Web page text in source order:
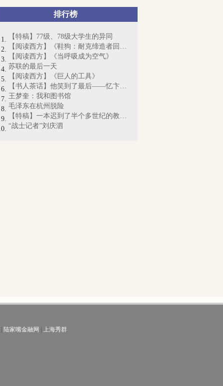
排行榜
【特稿】77级、78级大学生的异同
【阅读西方】《鞋狗：耐克缔造者回忆录》
【阅读西方】《当呼吸成为空气》
苏联的最后一天
【阅读西方】《巨人的工具》
【书人茶话】他笑到了最后——忆卞僧慧先生
王梦奎：我和图书馆
毛泽东在杭州脱险
【特稿】一本迟到了半个多世纪的教科书
“战士记者”刘庆泗
陆家嘴金融网
上海秀群